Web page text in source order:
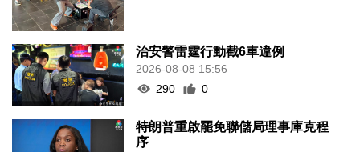
治安警雷霆行動截6車違例
2026-08-08 15:56
290
0
特朗普重啟罷免聯儲局理事庫克程
序